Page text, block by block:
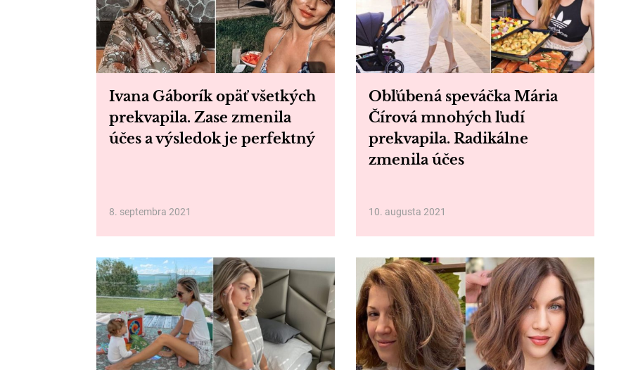
Ivana Gáborík opäť všetkých
prekvapila. Zase zmenila
účes a výsledok je perfektný
8. septembra 2021
Obľúbená speváčka Mária
Čírová mnohých ľudí
prekvapila. Radikálne
zmenila účes
10. augusta 2021